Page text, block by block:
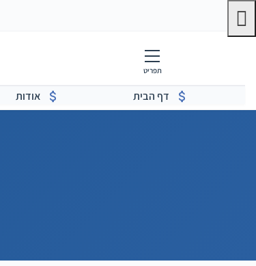
תפריט
דף הבית אודות